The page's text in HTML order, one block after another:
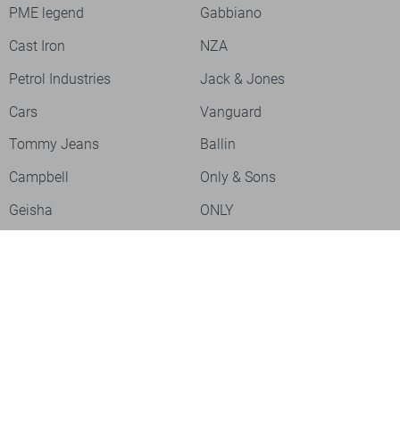
PME legend
Gabbiano
Cast Iron
NZA
Petrol Industries
Jack & Jones
Cars
Vanguard
Tommy Jeans
Ballin
Campbell
Only & Sons
Geisha
ONLY